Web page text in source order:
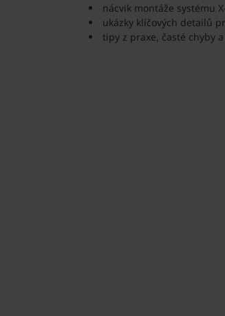
nácvik montáže systému
ukázky klíčových detailů
tipy z praxe, časté chyby